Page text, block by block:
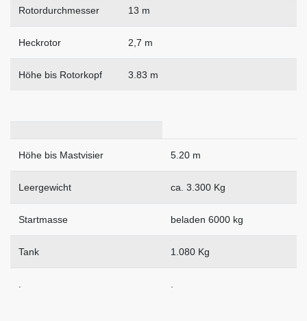
Rotordurchmesser 13 m
Heckrotor 2,7 m
Höhe bis Rotorkopf 3.83 m
Höhe bis Mastvisier 5.20 m
Leergewicht ca. 3.300 Kg
Startmasse beladen 6000 kg
Tank 1.080 Kg